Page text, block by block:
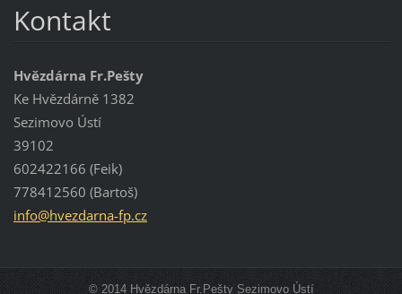
Kontakt
Hvězdárna Fr.Pešty
Ke Hvězdárně 1382
Sezimovo Ústí
39102
602422166 (Feik)
778412560 (Bartoš)
info@hvezdarna-fp.cz
© 2014 Hvězdárna Fr.Pešty Sezimovo Ústí